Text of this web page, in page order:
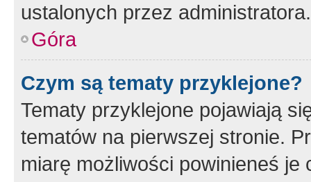
ustalonych przez administratora.
Góra
Czym są tematy przyklejone?
Tematy przyklejone pojawiają
tematów na pierwszej stronie.
miarę możliwości powinieneś je